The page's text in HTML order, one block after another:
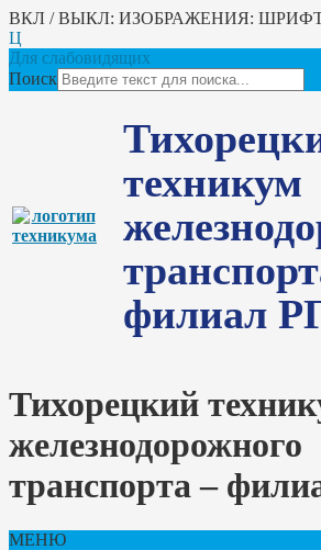
ВКЛ / ВЫКЛ: ИЗОБРАЖЕНИЯ:
Ц
Для слабовидящих
Поиск
техникум
филиал
Тихорецкий
железнодорожного
транспорта –
МЕНЮ